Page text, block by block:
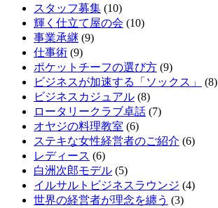
スタッフ募集 (10)
輝く仕立て屋の会 (10)
事業承継 (9)
仕事術 (9)
ポケットチーフの選び方 (9)
ビジネスが加速する「ソックス」
(8)
ビジネスカジュアル (8)
ロータリークラブ卓話 (7)
オヤジの料理教室 (6)
ステキな女性経営者のご紹介 (6)
レディース (6)
白洲次郎モデル (5)
イルサルトビジネスラウンジ (4)
世界の経営者が理念を纏う (3)